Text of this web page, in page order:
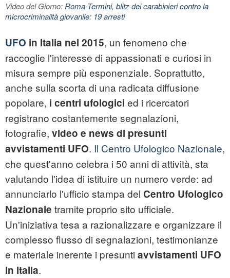
Video del Giorno:Roma-Termini, blitz dei carabinieri contro la
microcriminalità giovanile: 19 arresti
UFO in Italia nel 2015, un fenomeno che
raccoglie l'interesse di appassionati e curiosi in
misura sempre più esponenziale. Soprattutto,
anche sulla scorta di una radicata diffusione
popolare, i centri ufologici ed i ricercatori
registrano costantemente segnalazioni,
fotografie, video e news di presunti
avvistamenti UFO. Il Centro Ufologico Nazionale,
che quest'anno celebra i 50 anni di attività, sta
valutando l'idea di istituire un numero verde: ad
annunciarlo l'ufficio stampa del Centro Ufologico
Nazionale tramite proprio sito ufficiale.
Un'iniziativa tesa a razionalizzare e organizzare il
complesso flusso di segnalazioni, testimonianze
e materiale inerente i presunti avvistamenti UFO
in Italia.